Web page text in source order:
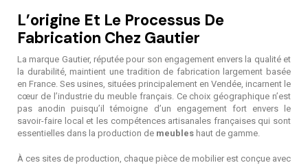
L’origine Et Le Processus De
Fabrication Chez Gautier
La marque Gautier, réputée pour son engagement envers la qualité et
la durabilité, maintient une tradition de fabrication largement basée
en France. Ses usines, situées principalement en Vendée, incarnent le
cœur de l’industrie du meuble français. Ce choix géographique n’est
pas anodin puisqu’il témoigne d’un engagement fort envers le
savoir-faire local et les compétences artisanales françaises qui sont
essentielles dans la production de meubles haut de gamme.
À ces sites de production, chaque pièce de mobilier est conçue avec